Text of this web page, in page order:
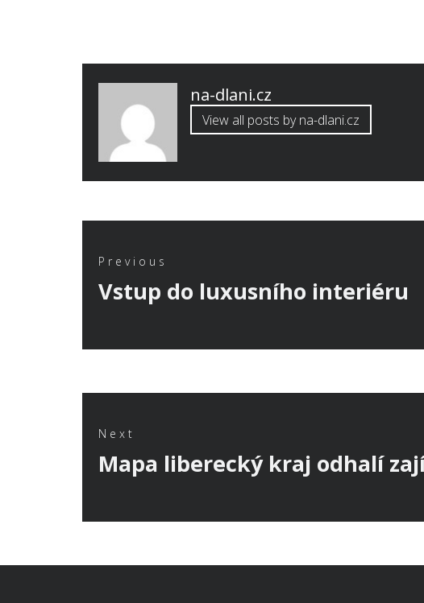
Published
by
na-dlani.cz
View all posts by na-dlani.cz
pro
příspěvek
Previous
Previous
Vstup do luxusního interiéru
Next
Next
Mapa liberecký kraj odhalí